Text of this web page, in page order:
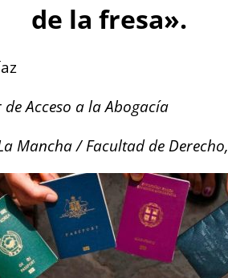
de la fresa».
Acceso a la Abogacía
Mancha / Facultad de Derecho,